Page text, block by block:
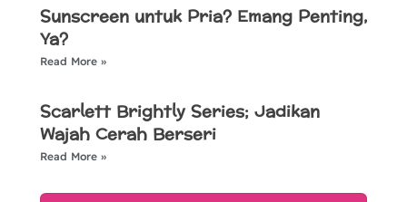
Sunscreen untuk Pria? Emang Penting,
Ya?
Read More »
Scarlett Brightly Series; Jadikan
Wajah Cerah Berseri
Read More »